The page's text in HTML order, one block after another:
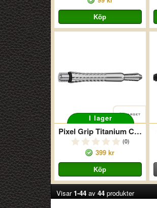
I lager
Pixel Grip Titanium Chrome
(0)
399 kr
Visar1-44av 44produkter